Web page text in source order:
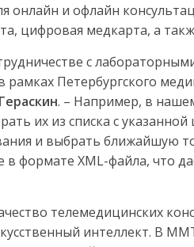
онлайн и офлайн
цифровая медкарта, а
с
рамках Петербургского
. – Например, в
их из списка с
и выбрать ближайшую
в формате XML-файла, что
телемедицинских
интеллект. В